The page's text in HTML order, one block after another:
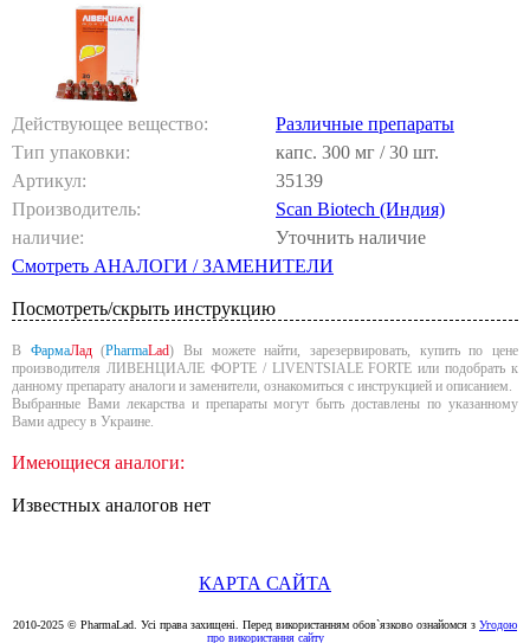
Действующее вещество:
Различные препараты
Тип упаковки:
капс. 300 мг / 30 шт.
Артикул:
35139
Производитель:
Scan Biotech (Индия)
наличие:
Уточнить наличие
Смотреть АНАЛОГИ / ЗАМЕНИТЕЛИ
Посмотреть/скрыть инструкцию
В ФармаЛад(PharmaLad) Вы можете найти, зарезервировать, купить по цене
производителя ЛИВЕНЦИАЛЕ ФОРТЕ / LIVENTSIALE FORTE или подобрать к
данному препарату аналоги и заменители, ознакомиться с инструкцией и описанием.
Выбранные Вами лекарства и препараты могут быть доставлены по указанному
Вами адресу в Украине.
Имеющиеся аналоги:
Известных аналогов нет
КАРТА САЙТА
2010-2025 © PharmaLad. Усі права захищені. Перед використанням обов`язково ознайомся з Угодою
про використання сайту